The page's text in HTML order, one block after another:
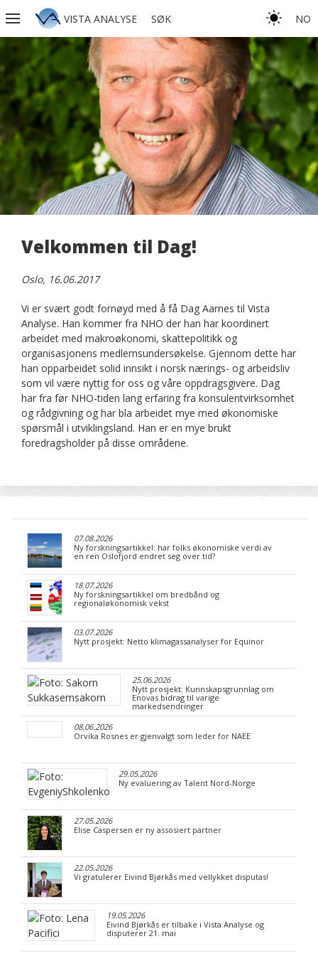
VISTA ANALYSE SØK NO
Velkommen til Dag!
Oslo, 16.06.2017
Vi er svært godt fornøyd med å få Dag Aarnes til Vista
Analyse. Han kommer fra NHO der han har koordinert
arbeidet med makroøkonomi, skattepolitikk og
organisasjonens medlemsundersøkelse. Gjennom dette har
han opparbeidet solid innsikt i norsk nærings- og arbeidsliv
som vil være nyttig for oss og våre oppdragsgivere. Dag
har fra før NHO-tiden lang erfaring fra konsulentvirksomhet
og rådgivning og har bla arbeidet mye med økonomiske
spørsmål i utviklingsland. Han er en mye brukt
foredragsholder på disse områdene.
07.08.2026
Ny forskningsartikkel: har folks økonomiske verdi av
en ren Oslofjord endret seg over tid?
18.07.2026
Ny forskningsartikkel om bredbånd og
regionaløkonomisk vekst
03.07.2026
Nytt prosjekt: Netto klimagassanalyser for Equinor
25.06.2026
Nytt prosjekt: Kunnskapsgrunnlag om
Enovas bidrag til varige
markedsendringer
08.06.2026
Orvika Rosnes er gjenvalgt som leder for NAEE
29.05.2026
Ny evaluering av Talent Nord-Norge
27.05.2026
Elise Caspersen er ny assosiert partner
22.05.2026
Vi gratulerer Eivind Bjørkås med vellykket disputas!
19.05.2026
Eivind Bjørkås er tilbake i Vista Analyse og
disputerer 21. mai